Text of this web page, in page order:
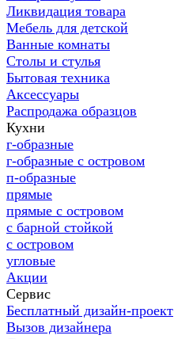
Ликвидация товара
Мебель для детской
Ванные комнаты
Столы и стулья
Бытовая техника
Аксессуары
Распродажа образцов
Кухни
г-образные
г-образные с островом
п-образные
прямые
прямые с островом
с барной стойкой
с островом
угловые
Акции
Сервис
Бесплатный дизайн-проект
Вызов дизайнера